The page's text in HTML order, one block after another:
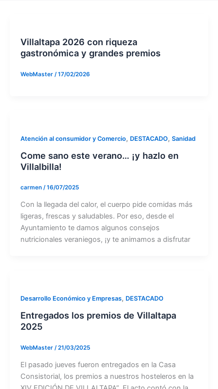
Villaltapa 2026 con riqueza
gastronómica y grandes premios
WebMaster /17/02/2026
Atención al consumidor y Comercio, DESTACADO, Sanidad
Come sano este verano… ¡y hazlo en
Villalbilla!
carmen /16/07/2025
Con la llegada del calor, el cuerpo pide comidas más
ligeras, frescas y saludables. Por eso, desde el
Ayuntamiento te damos algunos consejos
nutricionales veraniegos, ¡y te animamos a disfrutar
Desarrollo Económico y Empresas, DESTACADO
Entregados los premios de Villaltapa
2025
WebMaster /21/03/2025
El pasado jueves fueron entregados en la Casa
Consistorial, los premios a nuestros hosteleros en la